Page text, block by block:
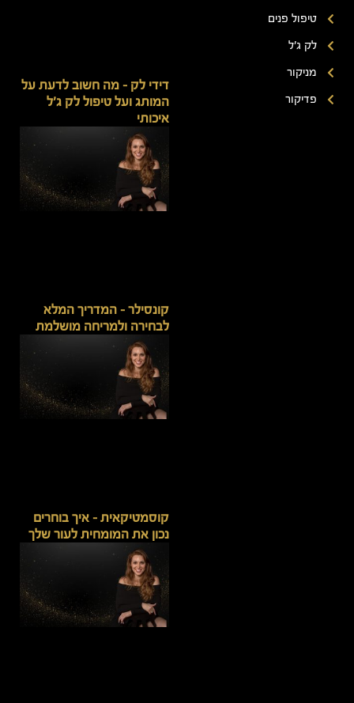
טיפול פנים
לק ג'ל
מניקור
פדיקור
דידי לק – מה חשוב לדעת על
המותג ועל טיפול לק ג'ל
איכותי
קונסילר – המדריך המלא
לבחירה ולמריחה מושלמת
קוסמטיקאית – איך בוחרים
נכון את המומחית לעור שלך